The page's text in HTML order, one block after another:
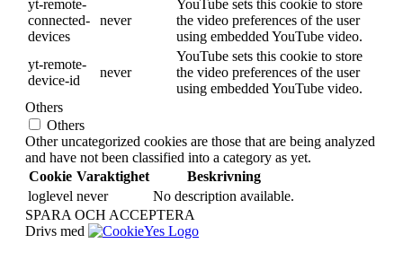
yt-remote-
connected-
devices
never
YouTube sets this cookie to store
the video preferences of the user
using embedded YouTube video.
yt-remote-
device-id
never
YouTube sets this cookie to store
the video preferences of the user
using embedded YouTube video.
Others
Others
Other uncategorized cookies are those that are being analyzed
and have not been classified into a category as yet.
Cookie Varaktighet
Beskrivning
loglevel never
No description available.
SPARA OCH ACCEPTERA
Drivs med